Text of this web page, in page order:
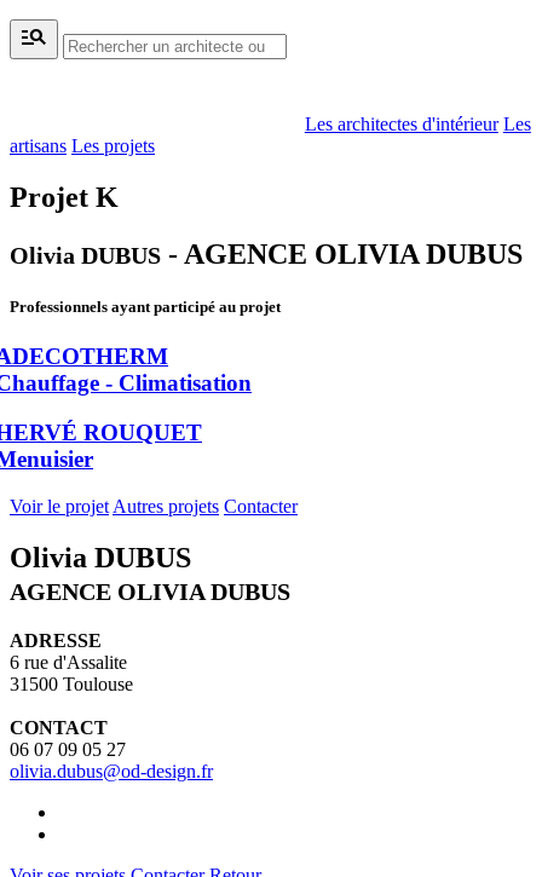
manage_search
Les architectes d'intérieur Les
artisans Les projets
Projet K
Olivia DUBUS - AGENCE OLIVIA DUBUS
Professionnels ayant participé au projet
- Climatisation
ROUQUET
Voir le projet Autres projets Contacter
Olivia DUBUS
AGENCE OLIVIA DUBUS
ADRESSE
6 rue d'Assalite
31500 Toulouse
CONTACT
06 07 09 05 27
olivia.dubus@od-design.fr